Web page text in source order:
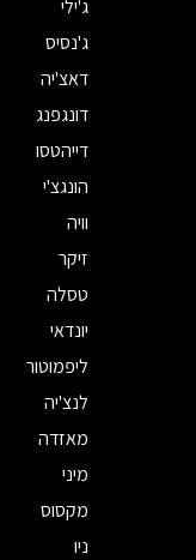
ג'ילי
ג'נסיס
דאצ'יה
דונגפנג
דייהטסו
הונגצ'י
וויה
זיקר
טסלה
יונדאי
ליפמוטור
לנצ'יה
מאזדה
מיני
מקסוס
ניו